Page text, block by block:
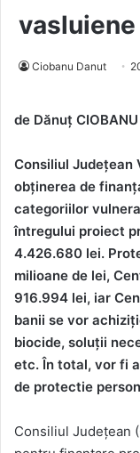
vasluiene
Ciobanu Danut
de Dănuț CIOBANU
Consiliul Județean
obținerea de
categoriilor
întregului proiect
4.426.680 lei.
milioane de lei,
916.994 lei, iar
banii se vor
biocide, soluții
etc. În total, vor fi
de protectie
Consiliul Județean